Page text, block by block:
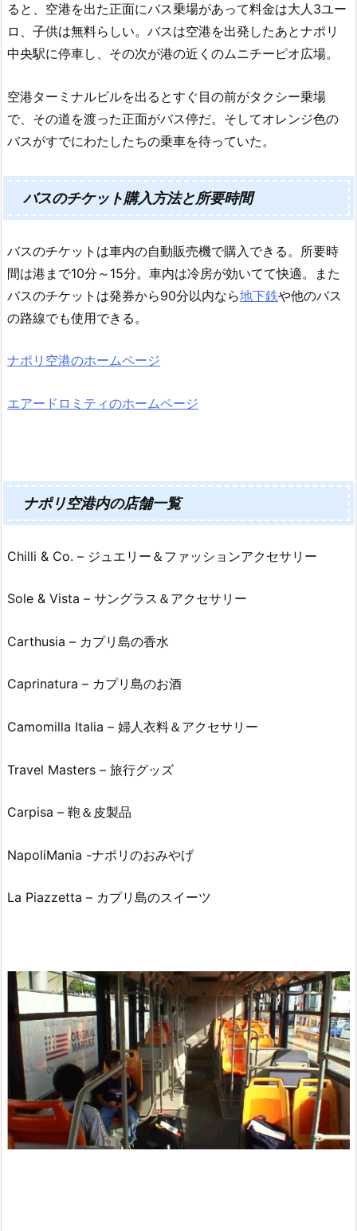
ると、空港を出た正面にバス乗場があって料金は大人3ユー
ロ、子供は無料らしい。バスは空港を出発したあとナポリ
中央駅に停車し、その次が港の近くのムニチーピオ広場。
空港ターミナルビルを出るとすぐ目の前がタクシー乗場
で、その道を渡った正面がバス停だ。そしてオレンジ色の
バスがすでにわたしたちの乗車を待っていた。
バスのチケット購入方法と所要時間
バスのチケットは車内の自動販売機で購入できる。所要時
間は港まで10分～15分。車内は冷房が効いてて快適。また
バスのチケットは発券から90分以内なら地下鉄や他のバス
の路線でも使用できる。
ナポリ空港のホームページ
エアードロミティのホームページ
ナポリ空港内の店舗一覧
Chilli & Co. – ジュエリー＆ファッションアクセサリー
Sole & Vista – サングラス＆アクセサリー
Carthusia – カプリ島の香水
Caprinatura – カプリ島のお酒
Camomilla Italia – 婦人衣料＆アクセサリー
Travel Masters – 旅行グッズ
Carpisa – 鞄＆皮製品
NapoliMania -ナポリのおみやげ
La Piazzetta – カプリ島のスイーツ